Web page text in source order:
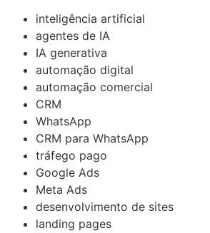
inteligência artificial
agentes de IA
IA generativa
automação digital
automação comercial
CRM
WhatsApp
CRM para WhatsApp
tráfego pago
Google Ads
Meta Ads
desenvolvimento de sites
landing pages